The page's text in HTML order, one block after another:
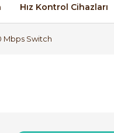
Hız Kontrol Cihazları
Mbps Switch